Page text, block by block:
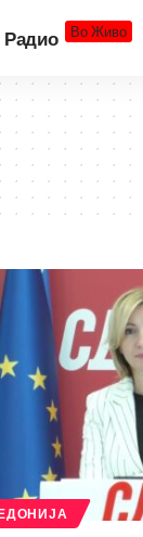
Радио Во Живо